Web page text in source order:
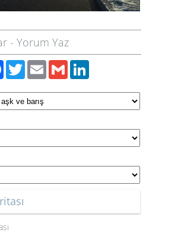
- Yorum Yaz
Facebook
TwitterEmailGmail